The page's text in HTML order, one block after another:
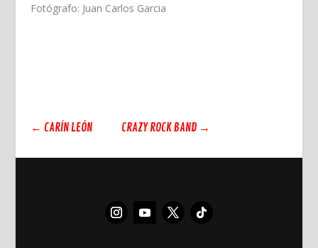
Fotógrafo: Juan Carlos Garcia
← CARÍN LEÓN CRAZY ROCK BAND→